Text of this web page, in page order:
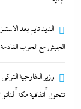
الديد تايم بعد
الجيش مع الحرب القادمة
وزير الخارجية
تتحول”اتفاقية مكة”